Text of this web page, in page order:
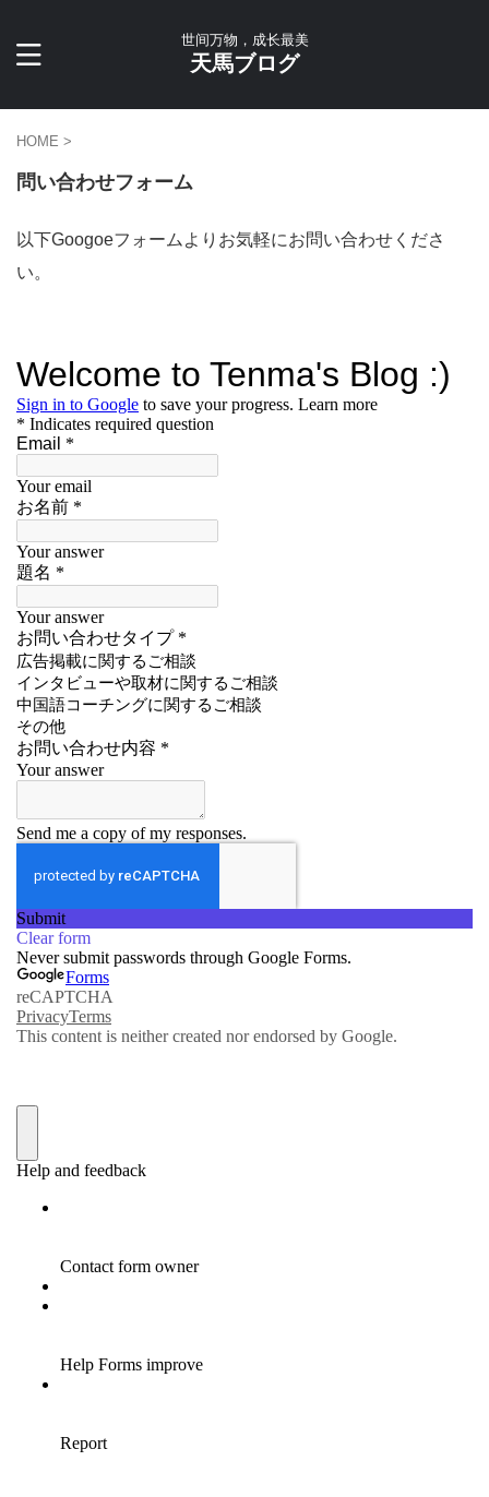
世间万物，成长最美
天馬ブログ
HOME >
問い合わせフォーム
以下Googoeフォームよりお気軽にお問い合わせくださ
い。